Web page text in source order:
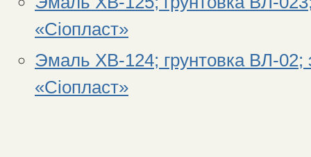
«Сiопласт»
Эмаль ХВ-124; грунтовка ВЛ-
«Сiопласт»